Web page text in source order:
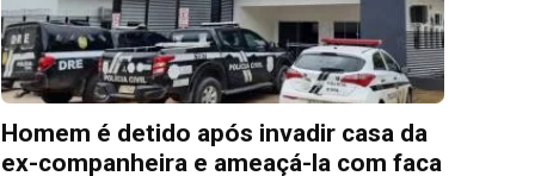
Homem é detido após invadir casa da
ex-companheira e ameaçá-la com faca